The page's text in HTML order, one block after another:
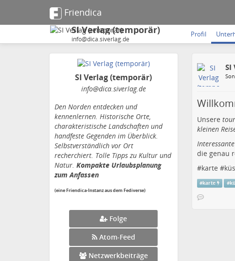
Friendica
SI Verlag (temporär)
info@dica.siverlag.de
Profil
SI Verlag (temporär)
info@dica.siverlag.de
Den Norden entdecken und
kennenlernen. Historische Orte,
charakteristische Landschaften und
handfeste Gegenden im Überblick.
Selbstverständlich vor Ort
recherchiert. Tolle Tipps zu Kultur und
Natur. Kompakte Urlaubsplanung
zum Anfassen
(eine Friendica-Instanz aus dem Fediverse)
Folge
Atom-Feed
Netzwerkbeiträge
SI
Unsere
kleinen
die genau
#karte #
#karte #